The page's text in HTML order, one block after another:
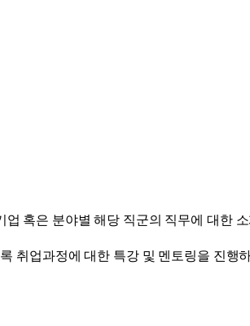
혹은 분야별 해당 직군의 직무에 대한
취업과정에 대한 특강 및 멘토링을 진행